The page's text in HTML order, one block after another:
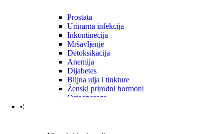
Prostata
Urinarna infekcija
Inkontinecija
Mršavljenje
Detoksikacija
Anemija
Dijabetes
Biljna ulja i tinkture
Ženski prirodni hormoni
Osteoporoza
•Specijalni suplementi